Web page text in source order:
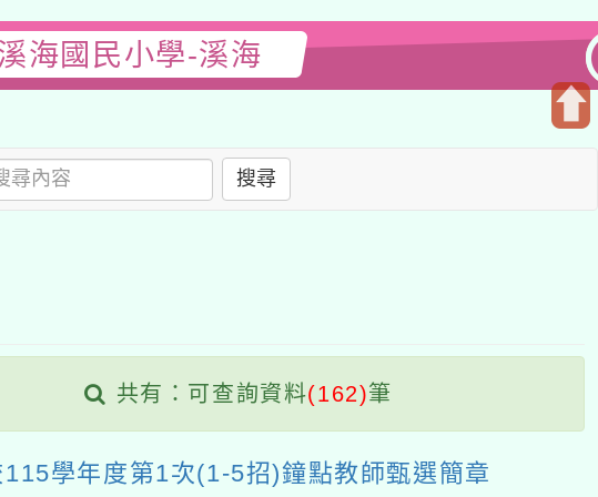
海國民小學-溪海
搜尋
共有：可查詢資料(162)筆
115學年度第1次(1-5招)鐘點教師甄選簡章